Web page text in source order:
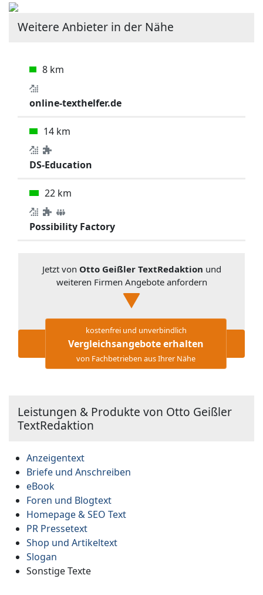
Weitere Anbieter in der Nähe
8 km
online-texthelfer.de
14 km
DS-Education
22 km
Possibility Factory
Jetzt von Otto Geißler TextRedaktion und
weiteren Firmen Angebote anfordern
kostenfrei und unverbindlich
Vergleichsangebote erhalten
von Fachbetrieben aus Ihrer Nähe
Leistungen & Produkte von Otto Geißler
TextRedaktion
Anzeigentext
Briefe und Anschreiben
eBook
Foren und Blogtext
Homepage & SEO Text
PR Pressetext
Shop und Artikeltext
Slogan
Sonstige Texte